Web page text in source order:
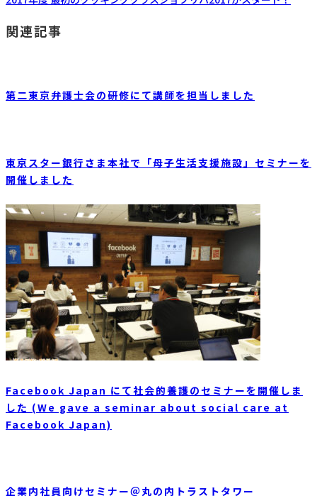
関連記事
第二東京弁護士会の研修にて講師を担当しました
東京スター銀行さま本社で「母子生活支援施設」セミナーを
開催しました
Facebook Japan にて社会的養護のセミナーを開催しま
した (We gave a seminar about social care at
Facebook Japan)
企業内社員向けセミナー＠丸の内トラストタワー